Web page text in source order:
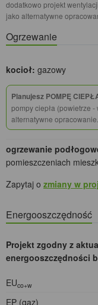
dodatkowo projekt
jako alternatywne
Ogrzewanie
kocioł: gazowy
Planujesz POMPĘ
pompy ciepła (powietrze
alternatywne opracowanie.
ogrzewanie
pomieszczeniach
Zapytaj o zmiany w
Energooszczędność
Projekt zgodny z
energooszczędności
EUco+w
EP (gaz)